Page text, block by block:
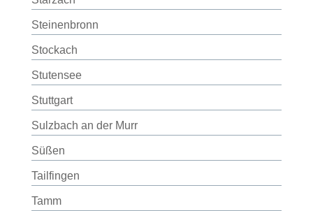
Steinenbronn
Stockach
Stutensee
Stuttgart
Sulzbach an der Murr
Süßen
Tailfingen
Tamm